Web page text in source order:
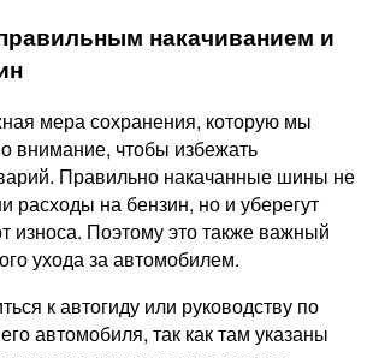
накачиванием и
мера сохранения, которую мы
внимание, чтобы избежать
Правильно накачанные шины не
расходы на бензин, но и уберегут
износа. Поэтому это также важный
ухода за автомобилем.
к автогиду или руководству по
автомобиля, так как там указаны